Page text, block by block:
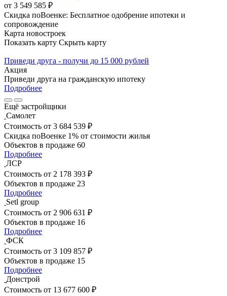
от 3 549 585 ₽
Скидка поВоенке: Бесплатное одобрение ипотеки и
сопровождение
Карта новостроек
Показать карту Скрыть карту
Приведи друга - получи до 15 000 рублей
Акция
Приведи друга на гражданскую ипотеку
Подробнее
Ещё застройщики
Самолет
Стоимость от 3 684 539 ₽
Скидка поВоенке 1% от стоимости жилья
Объектов в продаже 60
Подробнее
ЛСР
Стоимость от 2 178 393 ₽
Объектов в продаже 23
Подробнее
Setl group
Стоимость от 2 906 631 ₽
Объектов в продаже 16
Подробнее
ФСК
Стоимость от 3 109 857 ₽
Объектов в продаже 15
Подробнее
Донстрой
Стоимость от 13 677 600 ₽